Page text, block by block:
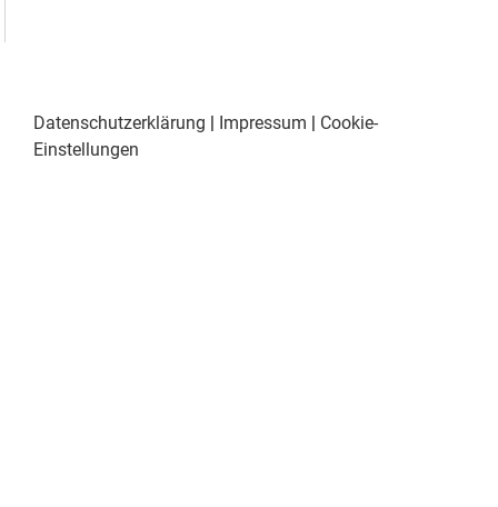
Datenschutzerklärung | Impressum | Cookie-
Einstellungen